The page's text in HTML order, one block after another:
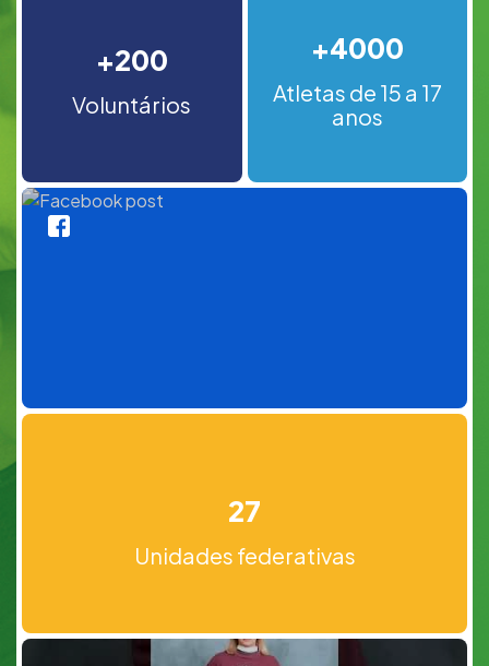
+4000
Atletas de 15 a 17
anos
+200
Voluntários
27
Unidades federativas